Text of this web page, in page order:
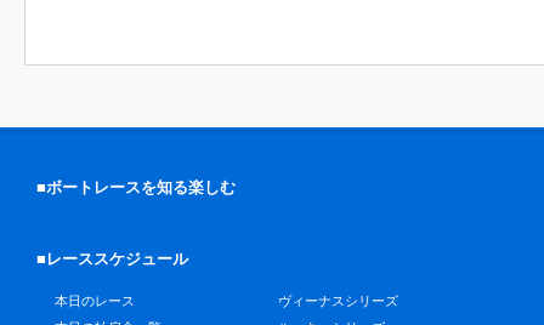
■ボートレースを知る楽しむ
■レーススケジュール
本日のレース
ヴィーナスシリーズ